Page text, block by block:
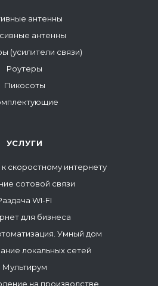
антенны
антенны
(усилители связи)
Роутеры
Пикосоты
УСЛУГИ
скоростному интернету
сотовой связи
WI-FI
для бизнеса
Умный дом
локальных сетей
Мультирум
на производстве